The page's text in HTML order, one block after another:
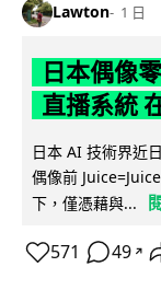
Lawton 1 日
日本偶像
直播系統
日本 AI 技術界近
偶像前
下，僅憑藉與...
571 49 ↗